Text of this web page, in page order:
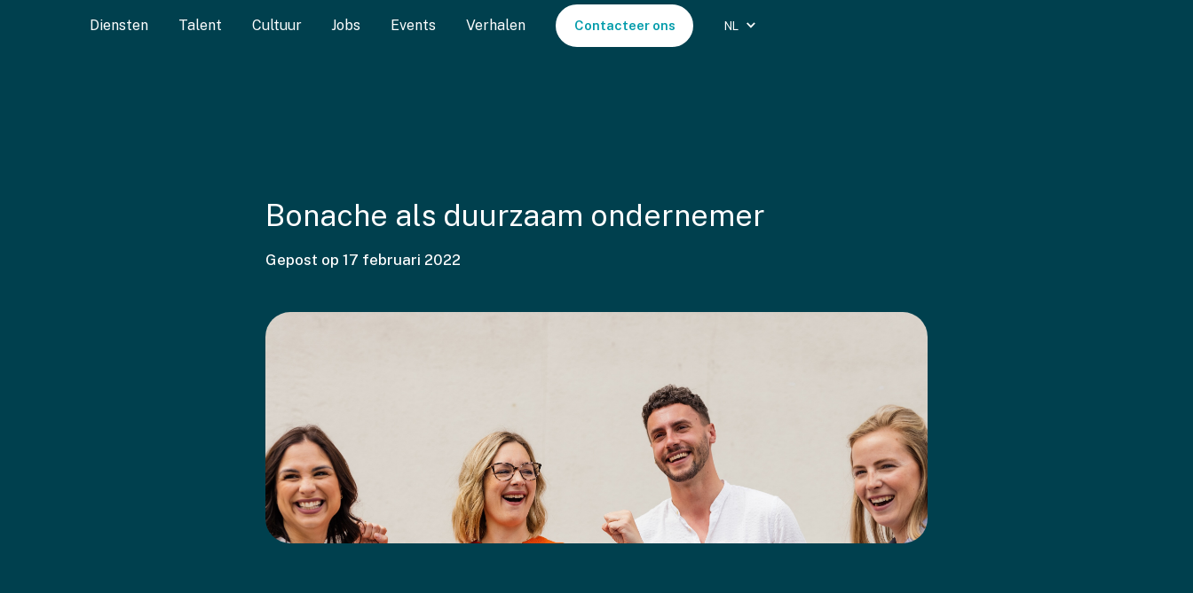
Diensten Talent Cultuur Jobs Events Verhalen Contacteer ons NL
Bonache als duurzaam ondernemer
Gepost op 17 februari 2022